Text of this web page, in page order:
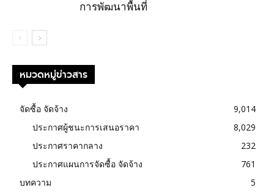
การพัฒนาพื้นที่
หมวดหมู่ข่าวสาร
จัดซื้อ จัดจ้าง
9,014
ประกาศผู้ชนะการเสนอราคา
8,029
ประกาศราคากลาง
232
ประกาศแผนการจัดซื้อ จัดจ้าง
761
บทความ
5